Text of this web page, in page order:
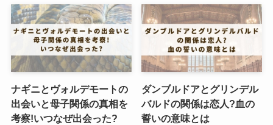
ナギニとヴォルデモートの
出会いと母子関係の真相を
考察!いつなぜ出会った?
ダンブルドアとグリンデル
バルドの関係は恋人?血の
誓いの意味とは